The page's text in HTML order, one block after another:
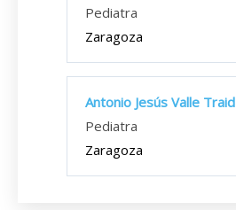
Pediatra
Zaragoza
Antonio Jesús Valle Traid
Pediatra
Zaragoza